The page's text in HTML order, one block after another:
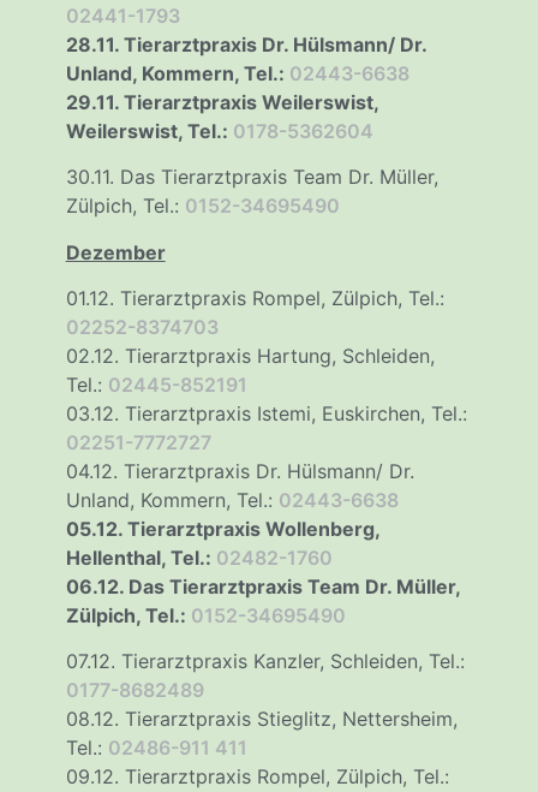
02441-1793
28.11. Tierarztpraxis Dr. Hülsmann/ Dr.
Unland, Kommern, Tel.: 02443-6638
29.11. Tierarztpraxis Weilerswist,
Weilerswist, Tel.: 0178-5362604
30.11. Das Tierarztpraxis Team Dr. Müller,
Zülpich, Tel.: 0152-34695490
Dezember
01.12. Tierarztpraxis Rompel, Zülpich, Tel.:
02252-8374703
02.12. Tierarztpraxis Hartung, Schleiden,
Tel.: 02445-852191
03.12. Tierarztpraxis Istemi, Euskirchen, Tel.:
02251-7772727
04.12. Tierarztpraxis Dr. Hülsmann/ Dr.
Unland, Kommern, Tel.: 02443-6638
05.12. Tierarztpraxis Wollenberg,
Hellenthal, Tel.: 02482-1760
06.12. Das Tierarztpraxis Team Dr. Müller,
Zülpich, Tel.: 0152-34695490
07.12. Tierarztpraxis Kanzler, Schleiden, Tel.:
0177-8682489
08.12. Tierarztpraxis Stieglitz, Nettersheim,
Tel.: 02486-911 411
09.12. Tierarztpraxis Rompel, Zülpich, Tel.: